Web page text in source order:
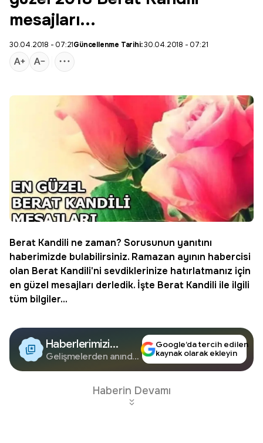
mesajları...
30.04.2018 - 07:21Güncellenme Tarihi:30.04.2018 - 07:21
Berat Kandili ne zaman? Sorusunun yanıtını
haberimizde bulabilirsiniz. Ramazan ayının habercisi
olan Berat Kandili'ni sevdiklerinize hatırlatmanız için
en güzel mesajları derledik. İşte Berat Kandili ile ilgili
tüm bilgiler...
Haberlerimizi
Google'da Takip
Edin
Gelişmelerden anında
Google’da tercih edilen
kaynak olarak ekleyin
Haberin Devamı